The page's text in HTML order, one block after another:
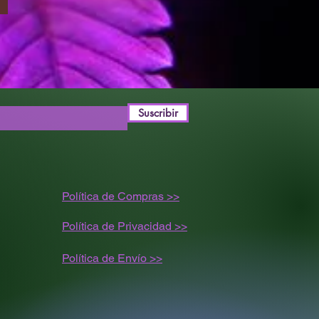
Suscribir
Política de Compras >>
Política de Privacidad >>
Política de Envío >>